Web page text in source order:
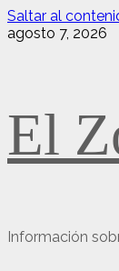
Saltar al
agosto 7, 2026
El
Información